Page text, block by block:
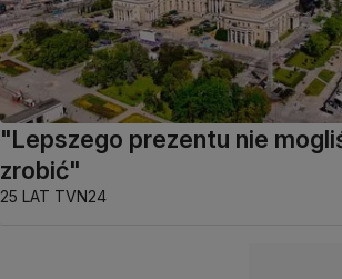
"Lepszego prezentu nie
zrobić"
25 LAT TVN24